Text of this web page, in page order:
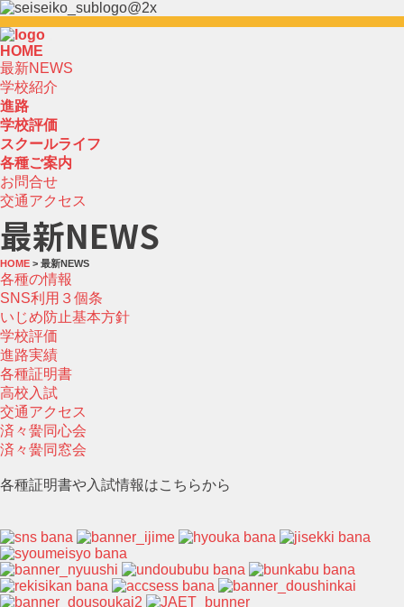
HOME
最新NEWS
学校紹介
進路
学校評価
スクールライフ
各種ご案内
お問合せ
交通アクセス
最新NEWS
HOME > 最新NEWS
各種の情報
SNS利用３個条
いじめ防止基本方針
学校評価
進路実績
各種証明書
高校入試
交通アクセス
済々黌同心会
済々黌同窓会
各種証明書や入試情報はこちらから